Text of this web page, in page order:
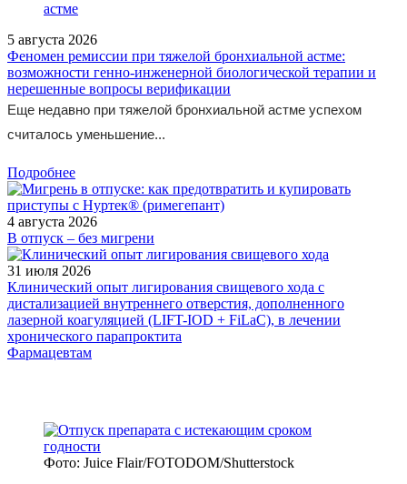
5 августа 2026
Феномен ремиссии при тяжелой бронхиальной астме:
возможности генно-инженерной биологической терапии и
нерешенные вопросы верификации
Еще недавно при тяжелой бронхиальной астме успехом
считалось уменьшение...
Подробнее
4 августа 2026
В отпуск – без мигрени
31 июля 2026
Клинический опыт лигирования свищевого хода с
дистализацией внутреннего отверстия, дополненного
лазерной коагуляцией (LIFT-IOD + FiLaC), в лечении
хронического парапроктита
Фармацевтам
Фото: Juice Flair/FOTODOM/Shutterstoсk